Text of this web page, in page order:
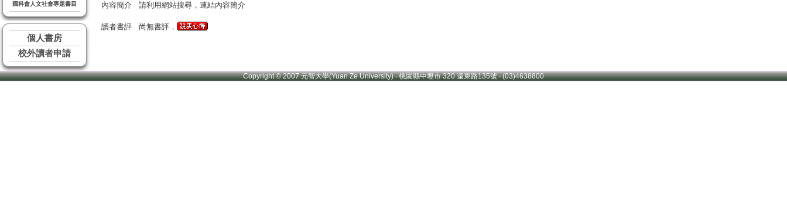
國科會人文社會專題書目
個人書房
校外讀者申請
內容簡介 請利用網站搜尋，連結內容簡介
讀者書評 尚無書評，
Copyright © 2007 元智大學(Yuan Ze University) ‧ 桃園縣中壢市 320 遠東路135號 ‧ (03)4638800